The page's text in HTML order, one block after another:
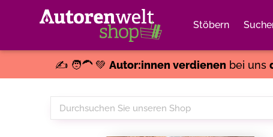
Stöbern
✍️ 🧑‍🦱 💚 Autor:innen verdienenbei uns
Durchsuchen
Sie